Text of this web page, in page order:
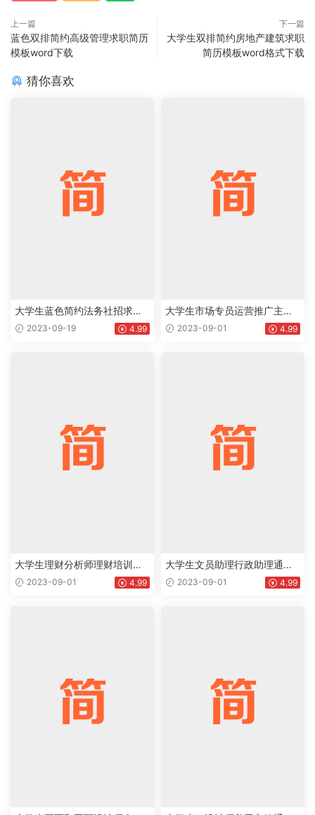
上一篇
蓝色双排简约高级管理求职简历
模板word下载
下一篇
大学生双排简约房地产建筑求职
简历模板word格式下载
猜你喜欢
大学生蓝色简约法务社招求职
word简历下载doc
2023-09-19 4.99
大学生市场专员运营推广主管
市场推广专员通用求职简历个
人简历Word模板下载doc
2023-09-01 4.99
大学生理财分析师理财培训讲
师方案策划通用个人简历求职
简历Word模板下载doc
2023-09-01 4.99
大学生文员助理行政助理通用
个人简历求职简历Word模板下
2023-09-01 4.99